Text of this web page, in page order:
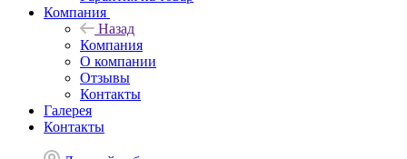
Компания
Назад
Компания
О компании
Отзывы
Контакты
Галерея
Контакты